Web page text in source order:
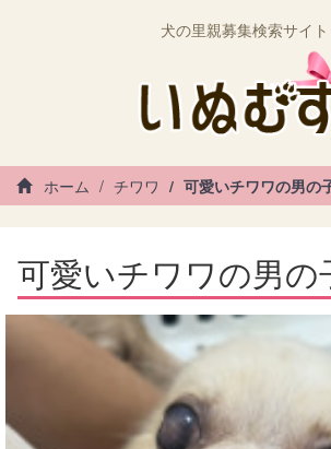
犬の里親募集検索サイト
ホーム チワワ 可愛いチワワの男の
可愛いチワワの男の